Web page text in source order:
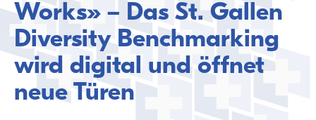
Works» – Das St. Gallen
Diversity Benchmarking
wird digital und öffnet
neue Türen